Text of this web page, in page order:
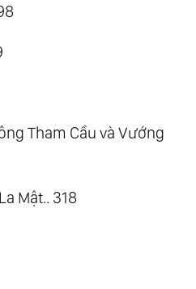
Tham Cầu và Vướng
Mật.. 318